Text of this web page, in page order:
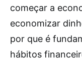
começar a
economizar
por que é
hábitos